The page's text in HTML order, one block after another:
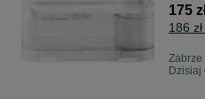
175
186
Zabrze
Dzisiaj